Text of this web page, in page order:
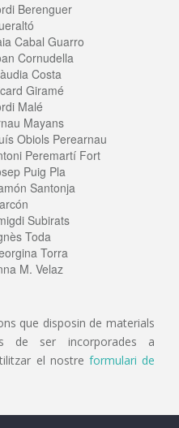
Berenguer
Cabal Guarro
Cornudella
Costa
Giramé
Malé
Mayans
Obiols Perearnau
Peremartí Fort
Puig Pla
Santonja
Subirats
Toda
Torra
M. Velaz
que disposin de materials
de ser incorporades a
el nostre formulari de